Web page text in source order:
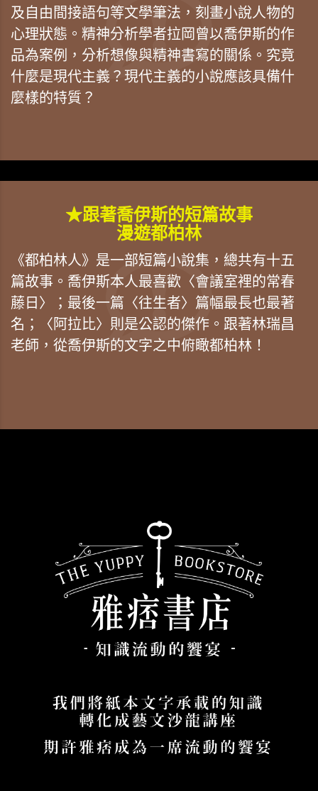
及自由間接語句等文學筆法，刻畫小說人物的
心理狀態。精神分析學者拉岡曾以喬伊斯的作
品為案例，分析想像與精神書寫的關係。究竟
什麼是現代主義？現代主義的小說應該具備什
麼樣的特質？
★跟著喬伊斯的短篇故事
漫遊都柏林
《都柏林人》是一部短篇小說集，總共有十五
篇故事。喬伊斯本人最喜歡〈會議室裡的常春
藤日〉；最後一篇〈往生者〉篇幅最長也最著
名；〈阿拉比〉則是公認的傑作。跟著林瑞昌
老師，從喬伊斯的文字之中俯瞰都柏林！